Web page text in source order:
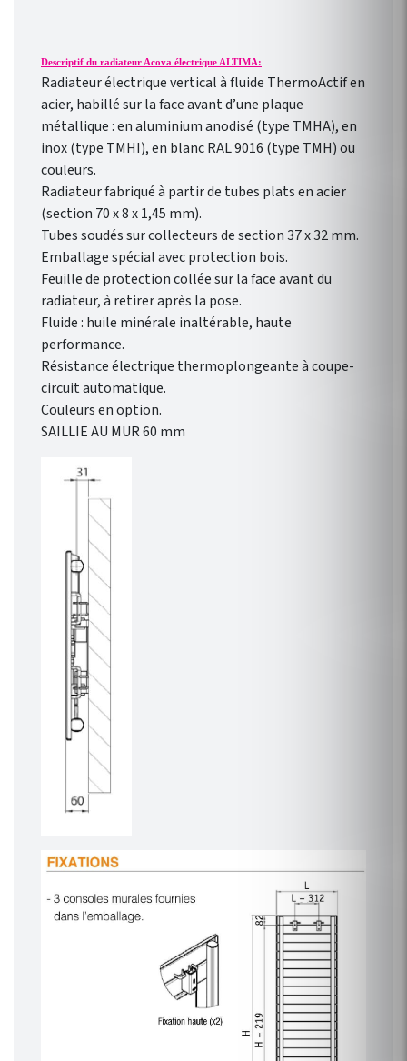
Descriptif du radiateur Acova électrique ALTIMA:
Radiateur électrique vertical à fluide ThermoActif en
acier, habillé sur la face avant d’une plaque
métallique : en aluminium anodisé (type TMHA), en
inox (type TMHI), en blanc RAL 9016 (type TMH) ou
couleurs.
Radiateur fabriqué à partir de tubes plats en acier
(section 70 x 8 x 1,45 mm).
Tubes soudés sur collecteurs de section 37 x 32 mm.
Emballage spécial avec protection bois.
Feuille de protection collée sur la face avant du
radiateur, à retirer après la pose.
Fluide : huile minérale inaltérable, haute
performance.
Résistance électrique thermoplongeante à coupe-
circuit automatique.
Couleurs en option.
SAILLIE AU MUR 60 mm